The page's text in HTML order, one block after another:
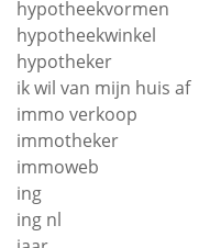
hypotheekvormen
hypotheekwinkel
hypotheker
ik wil van mijn huis af
immo verkoop
immotheker
immoweb
ing
ing nl